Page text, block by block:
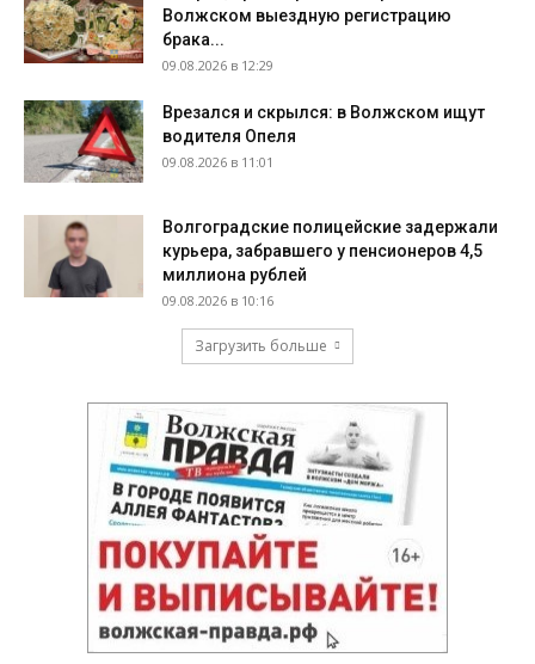
Волжском выездную регистрацию
брака...
09.08.2026 в 12:29
Врезался и скрылся: в Волжском ищут
водителя Опеля
09.08.2026 в 11:01
Волгоградские полицейские задержали
курьера, забравшего у пенсионеров 4,5
миллиона рублей
09.08.2026 в 10:16
Загрузить больше